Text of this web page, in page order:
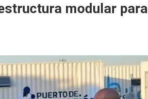
modular para